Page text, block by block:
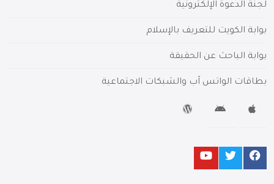
لجنة الدعوة الإلكترونية
بوابة الكويت للتعريف بالإسلام
بوابة الباحث عن الحقيقة
بطاقات الواتس آب والشبكات الاجتماعية